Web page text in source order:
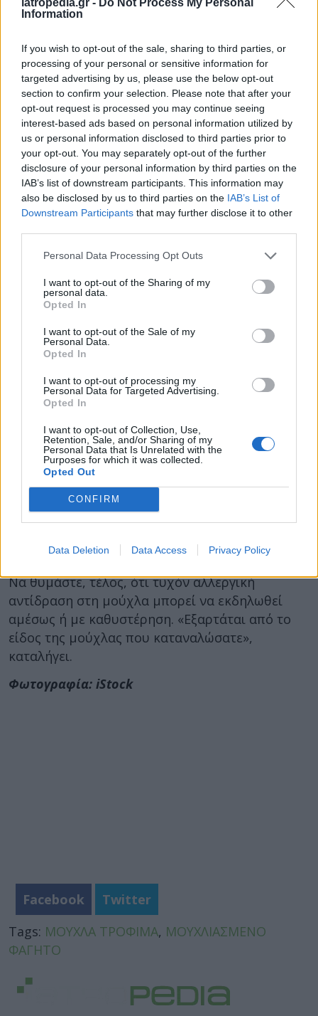
Information
If you wish to opt-out of the sale, sharing to third parties, or
processing of your personal or sensitive information for
targeted advertising by us, please use the below opt-out
section to confirm your selection. Please note that after your
opt-out request is processed you may continue seeing
interest-based ads based on personal information utilized by
us or personal information disclosed to third parties prior to
your opt-out. You may separately opt-out of the further
disclosure of your personal information by third parties on the
IAB’s list of downstream participants. This information may
also be disclosed by us to third parties on the IAB’s List of
Downstream Participants that may further disclose it to other
Personal Data Processing Opt Outs
I want to opt-out of the Sharing of my
personal data.
Opted In
I want to opt-out of the Sale of my
Personal Data.
Opted In
I want to opt-out of processing my
Personal Data for Targeted Advertising.
Opted In
I want to opt-out of Collection, Use,
Retention, Sale, and/or Sharing of my
Personal Data that Is Unrelated with the
Purposes for which it was collected.
Opted Out
CONFIRM
Data Deletion Data Access Privacy Policy
περισσότερα σπόρια και βακτήρια.
σημείο του τροφίμουόπου έχει αναπτυχθεί
μούχλα. Αν λ.χ. έχει μουχλιάσει εξωτερικά η
φλούδα μιας μπανάνας, αλλά όχι το εσωτερικό
της, λογικά είναι ασφαλής η κατανάλωσή της.
Πρέπει, όμως,να πετάξετε την μπανάνα αν:
Μυρίζει άσχημαή
Η μούχλα βρίσκεται στο κοτσάνι της (από
εκεί περνά εύκολα στην σάρκα της)
Προτιμότερο πάντως είναι όπου βλέπετε μούχλα, να
πετάτε το τρόφιμο, ιδίως εάν έχετε αμφιβολία για το
αν είναι ασφαλές να καταναλώσετε το υπόλοιπο ή
Τι να κάνετε αν την καταπιείτε
Αν πάντως καταπιείτε κατά λάθος μούχλα, μην
πανικοβληθείτε. «Να έχετε το νου σας για τυχόν
περίεργο έως το τέλος της ημέρας, πιθανώς δεν
θα έχετε πρόβλημα», λέει η Dr. Craggs-Dino.
Αν όμως παρουσιάσετε ξαφνικά ορισμένα
συμπτώματα, πρέπει αμέσως να ζητήσετε
ιατρική βοήθεια. Σε αυτά συμπεριλαμβάνονται:
Η δύσπνοια
Η ναυτία
Η διάρροια
Να θυμάστε, τέλος, ότι τυχόν αλλεργική
αντίδραση στη μούχλα μπορεί να εκδηλωθεί
αμέσως ή με καθυστέρηση. «Εξαρτάται από το
είδος της μούχλας που καταναλώσατε»,
καταλήγει.
Φωτογραφία: iStock
Facebook
Twitter
Tags: ΜΟΥΧΛΑ ΤΡΟΦΙΜΑ, ΜΟΥΧΛΙΑΣΜΕΝΟ
ΦΑΓΗΤΟ